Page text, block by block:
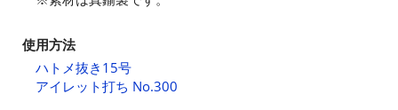
使用方法
ハトメ抜き15号
アイレット打ち No.300